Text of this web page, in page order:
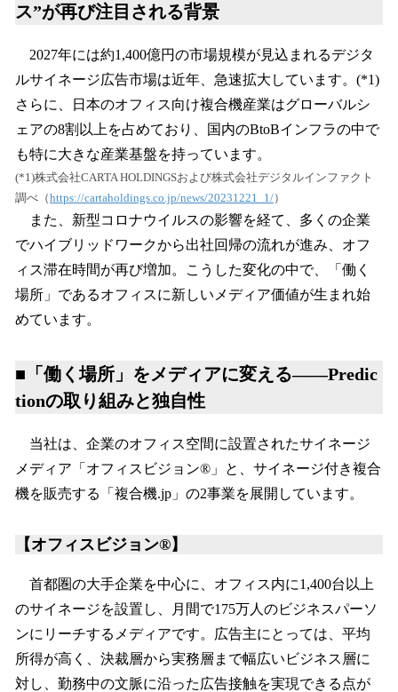
ス”が再び注目される背景
2027年には約1,400億円の市場規模が見込まれるデジタ
ルサイネージ広告市場は近年、急速拡大しています。(*1)
さらに、日本のオフィス向け複合機産業はグローバルシ
ェアの8割以上を占めており、国内のBtoBインフラの中で
も特に大きな産業基盤を持っています。
(*1)株式会社CARTA HOLDINGSおよび株式会社デジタルインファクト
調べ（https://cartaholdings.co.jp/news/20231221_1/）
また、新型コロナウイルスの影響を経て、多くの企業
でハイブリッドワークから出社回帰の流れが進み、オフ
ィス滞在時間が再び増加。こうした変化の中で、「働く
場所」であるオフィスに新しいメディア価値が生まれ始
めています。
■「働く場所」をメディアに変える——Predic
tionの取り組みと独自性
当社は、企業のオフィス空間に設置されたサイネージ
メディア「オフィスビジョン®️」と、サイネージ付き複合
機を販売する「複合機.jp」の2事業を展開しています。
【オフィスビジョン®️】
首都圏の大手企業を中心に、オフィス内に1,400台以上
のサイネージを設置し、月間で175万人のビジネスパーソ
ンにリーチするメディアです。広告主にとっては、平均
所得が高く、決裁層から実務層まで幅広いビジネス層に
対し、勤務中の文脈に沿った広告接触を実現できる点が